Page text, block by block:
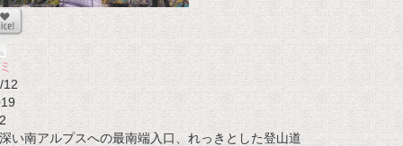
12
2
い南アルプスへの最南端入口、れっきとした登山道